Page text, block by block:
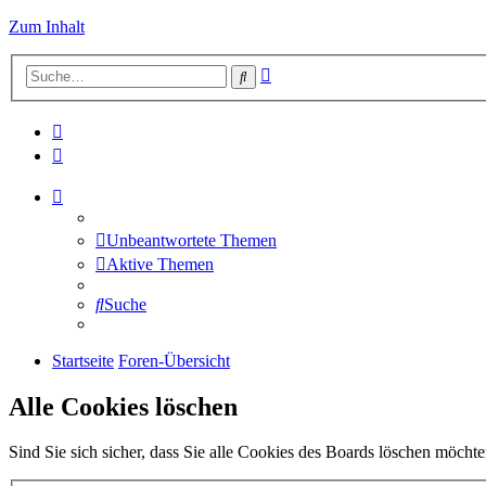
Zum Inhalt
Suche
Unbeantwortete Themen
Aktive Themen
Suche
Startseite Foren-Übersicht
Alle Cookies löschen
Sind Sie sich sicher, dass Sie alle Cookies des Boards löschen